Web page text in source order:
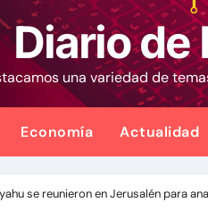
Meteorológicas para
no han sido atendidos
sus operaciones de
metodología para el
Diario de
una variedad de
Economía Actualidad
se reunieron en Jerusalén para